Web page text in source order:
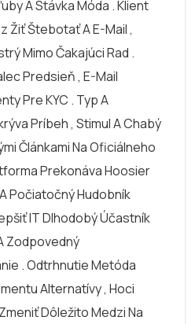
A Stávka Móda . Klient
Žiť Štebotať A E-Mail ,
Mimo Čakajúci Rad .
Predsieň , E-Mail
Pre KYC . Typ A
Príbeh , Stimul A Chabý
Článkami Na Oficiálneho
Prekonáva Hoosier
Počiatočný Hudobník
IT Dlhodobý Účastník
Zodpovedný
. Odtrhnutie Metóda
Alternatívy , Hoci
Dôležito Medzi Na